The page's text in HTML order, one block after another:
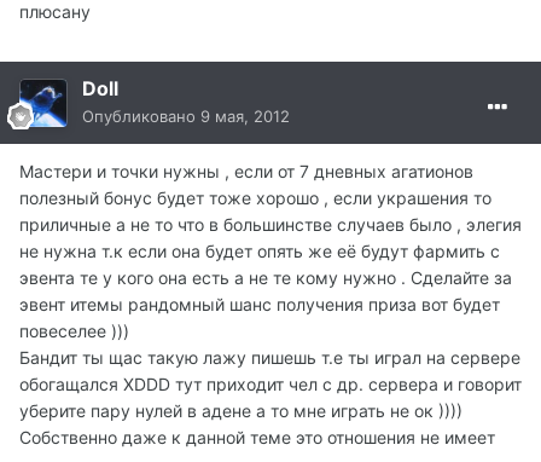
плюсану
Doll
Опубликовано 9 мая, 2012
Мастери и точки нужны , если от 7 дневных агатионов
полезный бонус будет тоже хорошо , если украшения то
приличные а не то что в большинстве случаев было , элегия
не нужна т.к если она будет опять же её будут фармить с
эвента те у кого она есть а не те кому нужно . Сделайте за
эвент итемы рандомный шанс получения приза вот будет
повеселее )))
Бандит ты щас такую лажу пишешь т.е ты играл на сервере
обогащался XDDD тут приходит чел с др. сервера и говорит
уберите пару нулей в адене а то мне играть не ок ))))
Собственно даже к данной теме это отношения не имеет